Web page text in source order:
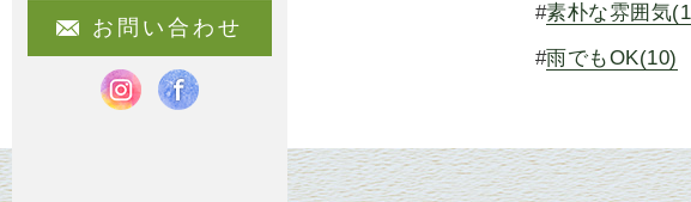
お問い合わせ
#素朴な雰囲気
#雨でもOK(10)